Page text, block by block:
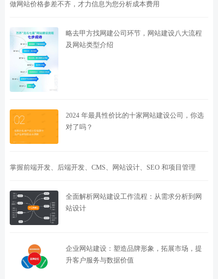
做网站价格参差不齐，才力信息为您分析成本费用
略去甲方找网建公司环节，网站建设八大流程
及网站类型介绍
2024 年最具性价比的十家网站建设公司，你选
对了吗？
掌握前端开发、后端开发、CMS、网站设计、SEO 和项目管理
全面解析网站建设工作流程：从需求分析到网
站设计
企业网站建设：塑造品牌形象，拓展市场，提
升客户服务与数据价值